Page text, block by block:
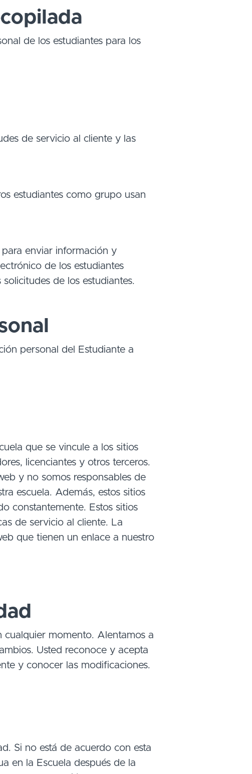
de los estudiantes para los
de servicio al cliente y las
estudiantes como grupo usan
enviar información y
de los estudiantes
de los estudiantes.
personal del Estudiante a
que se vincule a los sitios
licenciantes y otros terceros.
y no somos responsables de
escuela. Además, estos sitios
constantemente. Estos sitios
de servicio al cliente. La
que tienen un enlace a nuestro
cualquier momento. Alentamos a
Usted reconoce y acepta
y conocer las modificaciones.
Si no está de acuerdo con esta
en la Escuela después de la